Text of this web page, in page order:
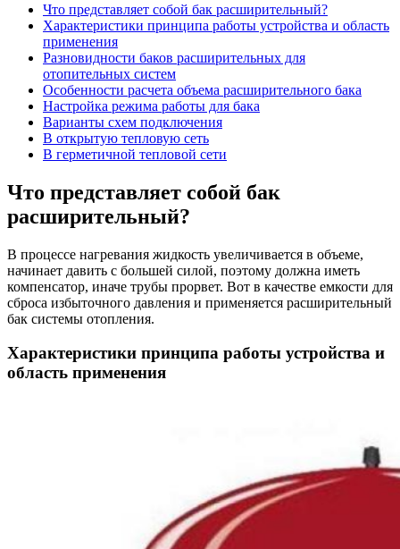
Что представляет собой бак расширительный?
Характеристики принципа работы устройства и область
применения
Разновидности баков расширительных для
отопительных систем
Особенности расчета объема расширительного бака
Настройка режима работы для бака
Варианты схем подключения
В открытую тепловую сеть
В герметичной тепловой сети
Что представляет собой бак
расширительный?
В процессе нагревания жидкость увеличивается в объеме,
начинает давить с большей силой, поэтому должна иметь
компенсатор, иначе трубы прорвет. Вот в качестве емкости для
сброса избыточного давления и применяется расширительный
бак системы отопления.
Характеристики принципа работы устройства и
область применения